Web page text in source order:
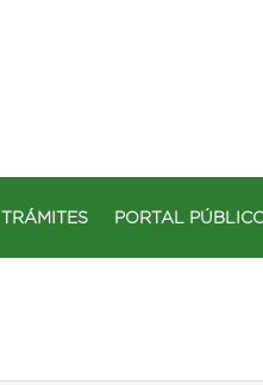
TRÁMITES PORTAL